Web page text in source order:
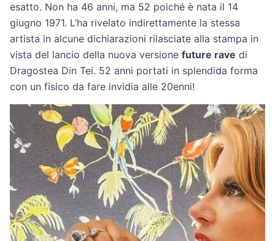
esatto. Non ha 46 anni, ma 52 poiché è nata il 14
giugno 1971. L’ha rivelato indirettamente la stessa
artista in alcune dichiarazioni rilasciate alla stampa in
vista del lancio della nuova versione future rave di
Dragostea Din Tei. 52 anni portati in splendida forma
con un fisico da fare invidia alle 20enni!